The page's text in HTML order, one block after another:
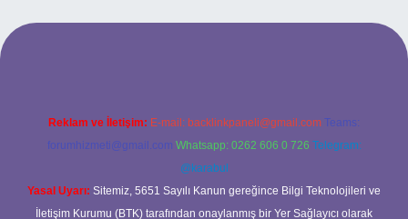
bahis
Reklam ve İletişim: E-mail: backlinkpaneli@gmail.com Teams:
forumhizmeti@gmail.com Whatsapp: 0262 606 0 726 Telegram:
@karabul
Yasal Uyarı: Sitemiz, 5651 Sayılı Kanun gereğince Bilgi Teknolojileri ve
İletişim Kurumu (BTK) tarafından onaylanmış bir Yer Sağlayıcı olarak